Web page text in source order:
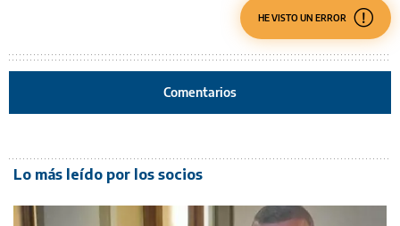
HE VISTO UN ERROR
Comentarios
Lo más leído por los socios